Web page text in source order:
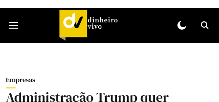
Empresas
Administração Trump quer